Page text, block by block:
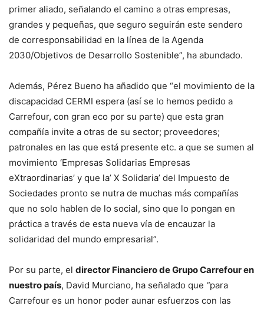
primer aliado, señalando el camino a otras empresas,
grandes y pequeñas, que seguro seguirán este sendero
de corresponsabilidad en la línea de la Agenda
2030/Objetivos de Desarrollo Sostenible”, ha abundado.
Además, Pérez Bueno ha añadido que “el movimiento de la
discapacidad CERMI espera (así se lo hemos pedido a
Carrefour, con gran eco por su parte) que esta gran
compañía invite a otras de su sector; proveedores;
patronales en las que está presente etc. a que se sumen al
movimiento ‘Empresas Solidarias Empresas
eXtraordinarias’ y que la’ X Solidaria’ del Impuesto de
Sociedades pronto se nutra de muchas más compañías
que no solo hablen de lo social, sino que lo pongan en
práctica a través de esta nueva vía de encauzar la
solidaridad del mundo empresarial”.
Por su parte, el director Financiero de Grupo Carrefour en
nuestro país, David Murciano, ha señalado que “para
Carrefour es un honor poder aunar esfuerzos con las